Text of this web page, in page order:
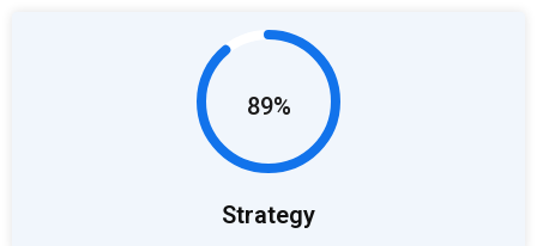
89%
Strategy